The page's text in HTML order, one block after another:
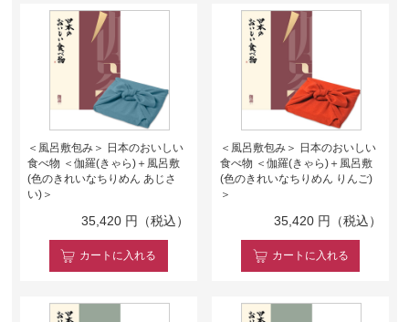
＜風呂敷包み＞ 日本のおいしい
食べ物 ＜伽羅(きゃら)＋風呂敷
(色のきれいなちりめん あじさ
い)＞
35,420 円（税込）
カート に入れる
＜風呂敷包み＞ 日本のおいしい
食べ物 ＜伽羅(きゃら)＋風呂敷
(色のきれいなちりめん りんご)
＞
35,420 円（税込）
カート に入れる